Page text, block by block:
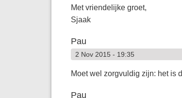
Met vriendelijke groet,
Sjaak
Pau
2 Nov 2015 - 19:35
Moet wel zorgvuldig zijn: het is
Pau